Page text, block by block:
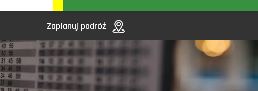
Zaplanuj podróż